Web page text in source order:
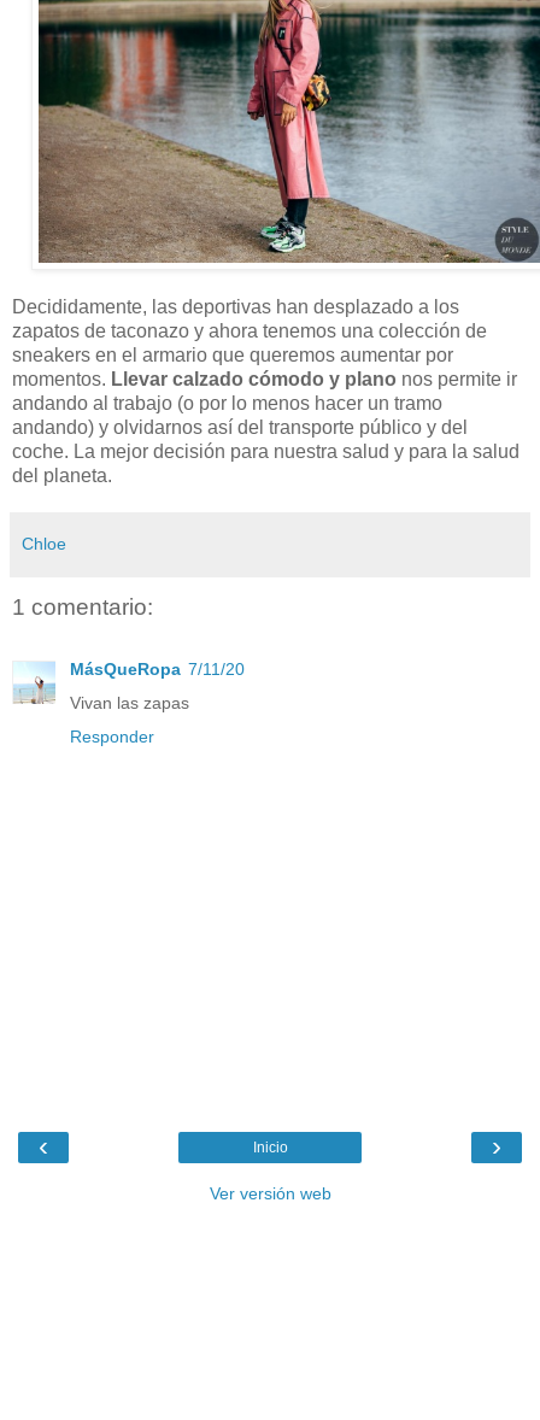
Decididamente, las deportivas han desplazado a los
zapatos de taconazo y ahora tenemos una colección de
sneakers en el armario que queremos aumentar por
momentos. Llevar calzado cómodo y plano nos permite ir
andando al trabajo (o por lo menos hacer un tramo
andando) y olvidarnos así del transporte público y del
coche. La mejor decisión para nuestra salud y para la salud
del planeta.
Chloe
1 comentario:
MásQueRopa 7/11/20
Vivan las zapas
Responder
‹ ›
Inicio
Ver versión web